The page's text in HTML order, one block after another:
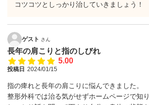
コツコツとしっかり治していきましょう！
ゲスト さん
長年の肩こりと指のしびれ
5.00
投稿日 2024/01/15
指の痺れと長年の肩こりに悩んできました。
整形外科では治る気がせずホームページで知